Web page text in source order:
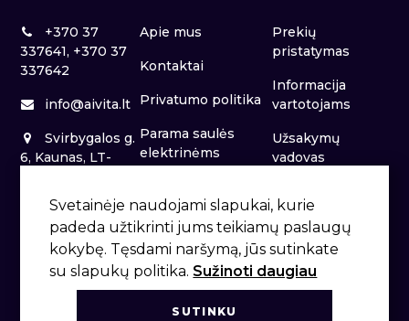
+370 37
337641, +370 37
337642
info@aivita.lt
Svirbygalos g.
6, Kaunas, LT-
Apie mus
Kontaktai
Privatumo politika
Parama saulės
elektrinėms
Prekių
pristatymas
Informacija
vartotojams
Užsakymų
vadovas
Svetainėje naudojami slapukai, kurie
padeda užtikrinti jums teikiamų paslaugų
kokybę. Tęsdami naršymą, jūs sutinkate
su slapukų politika. Sužinoti daugiau
SUTINKU